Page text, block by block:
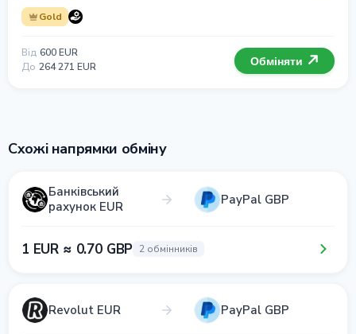
Gold
Від 600 EUR
До 264 271 EUR Обміняти
Схожі напрямки обміну
Банківський
рахунок EUR
PayPal GBP
1 EUR ≈ 0.70 GBP 2 обмінників
Revolut EUR PayPal GBP